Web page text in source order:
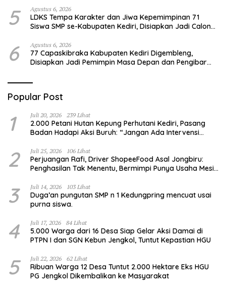
5 Agustus 6, 2026
LDKS Tempa Karakter dan Jiwa Kepemimpinan 71
Siswa SMP se-Kabupaten Kediri, Disiapkan Jadi Calon
6 Agustus 6, 2026
77 Capaskibraka Kabupaten Kediri Digembleng,
Disiapkan Jadi Pemimpin Masa Depan dan Pengibar
Popular Post
1 Juli 20, 2026 239 Lihat
2.000 Petani Hutan Kepung Perhutani Kediri, Pasang
Badan Hadapi Aksi Buruh: “Jangan Ada Intervensi
2 Juli 25, 2026 106 Lihat
Perjuangan Rafi, Driver ShopeeFood Asal Jongbiru:
Penghasilan Tak Menentu, Bermimpi Punya Usaha Mesin
3 Juli 14, 2026 103 Lihat
Duga’an pungutan SMP n 1 Kedungpring mencuat usai
purna siswa.
4 Juli 17, 2026 84 Lihat
5.000 Warga dari 16 Desa Siap Gelar Aksi Damai di
PTPN I dan SGN Kebun Jengkol, Tuntut Kepastian HGU
5 Juli 22, 2026 62 Lihat
Ribuan Warga 12 Desa Tuntut 2.000 Hektare Eks HGU
PG Jengkol Dikembalikan ke Masyarakat